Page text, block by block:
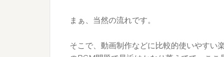
まぁ、当然の流れです。
そこで、動画制作などに比較的使いやすい